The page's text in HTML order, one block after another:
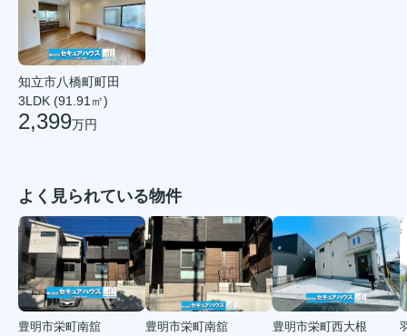
知立市八橋町町田
3LDK (91.91㎡)
2,399万円
よく見られている物件
豊明市栄町南舘
豊明市栄町南舘
豊明市栄町西大根